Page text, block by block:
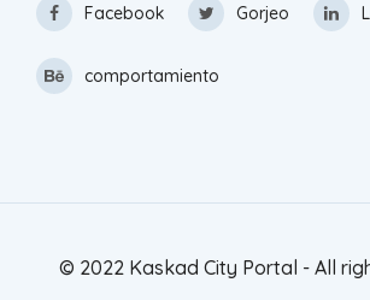
Facebook Gorjeo
comportamiento
© 2022 Kaskad City Portal - All